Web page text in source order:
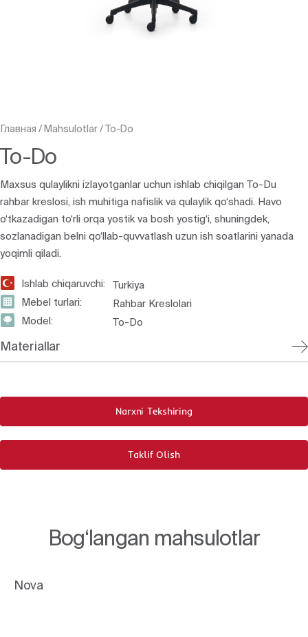
Главная / Mahsulotlar/To-Do
To-Do
Maxsus qulaylikni izlayotganlar uchun ishlab chiqilgan To-Du
rahbar kreslosi, ish muhitiga nafislik va qulaylik qo‘shadi. Havo
o‘tkazadigan to‘rli orqa yostik va bosh yostig‘i, shuningdek,
sozlanadigan belni qo‘llab-quvvatlash uzun ish soatlarini yanada
yoqimli qiladi.
Ishlab chiqaruvchi:
Turkiya
Mebel turlari:
Rahbar Kreslolari
Model:
To-Do
Materiallar
Narxni Tekshiring
Taklif Olish
Bog‘langan mahsulotlar
Nova